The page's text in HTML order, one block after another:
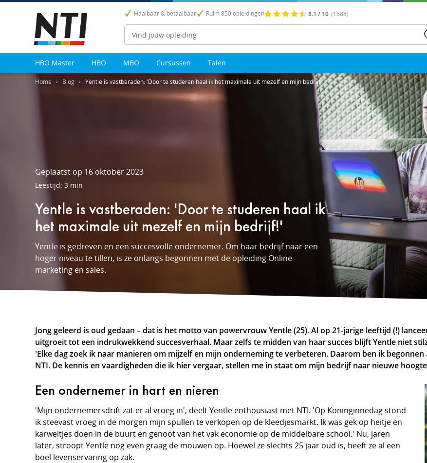
Haalbaar & betaalbaar Ruim 850 opleidingen 8.1 / 10 (1588)
Zoeken
HBO Master HBO MBO Cursussen Talen
Home Blog Yentle is vastberaden: 'Door te studeren haal ik het maximale uit mezelf en mijn bedrijf!'
Geplaatst op 16 oktober 2023
Leestijd: 3 min
Yentle is vastberaden: 'Door te studeren haal ik
het maximale uit mezelf en mijn bedrijf!'
Yentle is gedreven en een succesvolle ondernemer. Om haar bedrijf naar een
hoger niveau te tillen, is ze onlangs begonnen met de opleiding Online
marketing en sales.
Jong geleerd is oud gedaan –dat is het motto van powervrouw Yentle (25). Al op 21-jarige leeftijd (!)
uitgroeit tot een indrukwekkend succesverhaal. Maar zelfs te midden van haar succes blijft Yentle niet
'Elke dag zoek ik naar manieren om mijzelf en mijn onderneming te verbeteren. Daarom ben ik
NTI. De kennis en vaardigheden die ik hier vergaar, stellen me in staat om mijn bedrijf naar nieuwe
Een ondernemer in hart en nieren
'Mijn ondernemersdrift zat er al vroeg in', deelt Yentle enthousiast met NTI. 'Op Koninginnedag stond
ik steevast vroeg in de morgen mijn spullen te verkopen op de kleedjesmarkt. Ik was gek op heitje en
karweitjes doen in de buurt en genoot van het vak economie op de middelbare school.' Nu, jaren
later, stroopt Yentle nog even graag de mouwen op. Hoewel ze slechts 25 jaar oud is, heeft ze al een
boel levenservaring op zak.